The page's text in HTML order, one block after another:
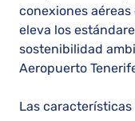
conexiones
eleva los
sostenibilidad
Aeropuerto
Las